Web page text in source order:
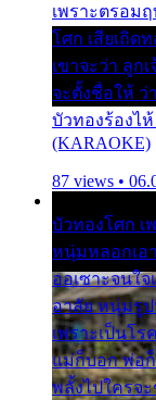
เพราะตรอม
โศก เสียเถิด
เขาจะว่า ลูก
จะตั้งชื่อให้ ว่
บัวทองร้องไ
(KARAOKE)
87 views •
บัวทองโศก เ
หนุ่มหลอกเอ
ออเซาะจนใจ
อาลัย หนุ่มรูป
เพราะเป็นโร
แม่ก็บอก พ่อก็
พลั้งไปใครจ